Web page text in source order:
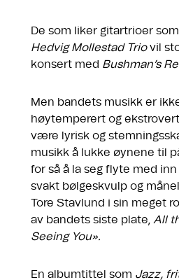
De som liker gitartrioer som
Hedvig Mollestad Triovil
konsert med Bushman’s
Men bandets musikk er
høytemperert og
være lyrisk og
musikk å lukke øynene til
for så å la seg flyte med
svakt bølgeskvulp og
Tore Stavlund i sin meget
av bandets siste plate, All
Seeing You».
En albumtittel som Jazz,